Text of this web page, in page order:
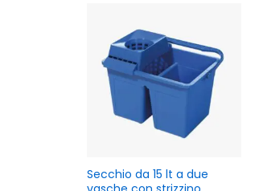
Secchio da 15 lt a due